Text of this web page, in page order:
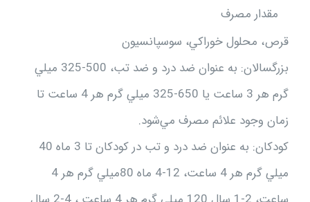
مقدار مصرف
قرص، محلول خوراكي، سوسپانسيون
بزرگسالان: به عنوان ضد درد و ضد تب، 500-325 ميلي
گرم هر 3 ساعت يا 650-325 ميلي گرم هر 4 ساعت تا
زمان وجود علائم مصرف مي‌شود.
كودكان: به عنوان ضد درد و تب در كودكان تا 3 ماه 40
ميلي گرم هر 4 ساعت،‌ 12-4 ماه 80ميلي گرم هر 4